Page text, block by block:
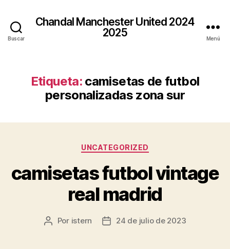
Buscar
Chandal Manchester United 2024
2025
Menú
Etiqueta: camisetas de futbol
personalizadas zona sur
Categorías
UNCATEGORIZED
camisetas futbol vintage
real madrid
Autor
Por istern
Fecha24 de julio de 2023